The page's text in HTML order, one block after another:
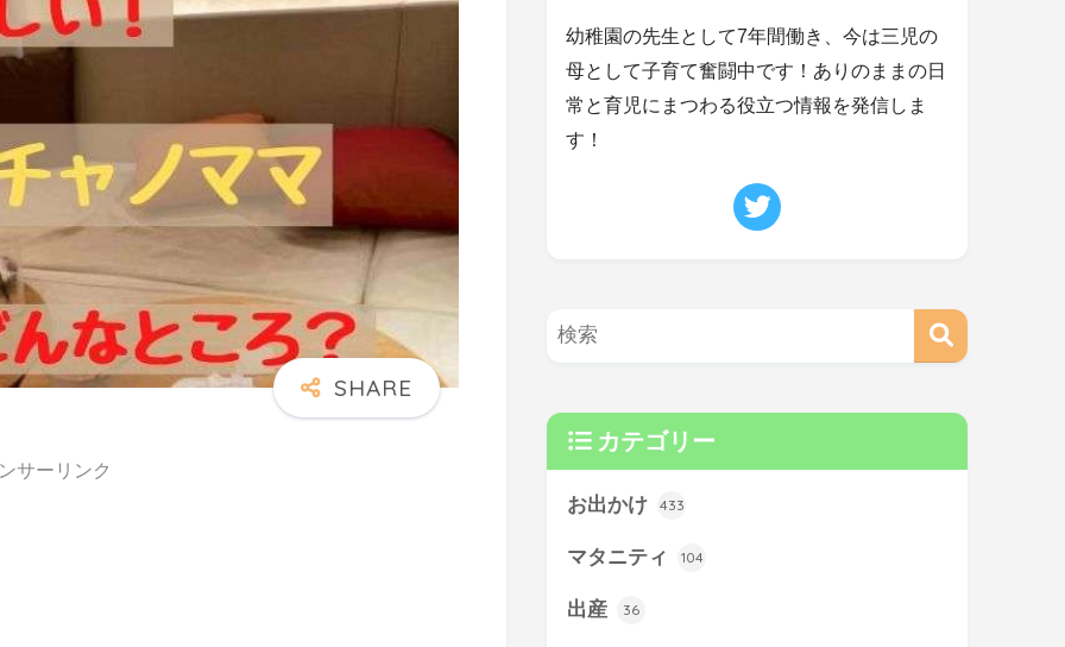
サーリンク
幼稚園の先生として7年間働き、今は三児の
母として子育て奮闘中です！ありのままの日
常と育児にまつわる役立つ情報を発信しま
す！
カテゴリー
お出かけ 433
マタニティ 104
出産 36